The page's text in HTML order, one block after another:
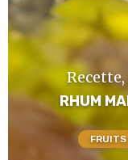
RHUM
FRUITS